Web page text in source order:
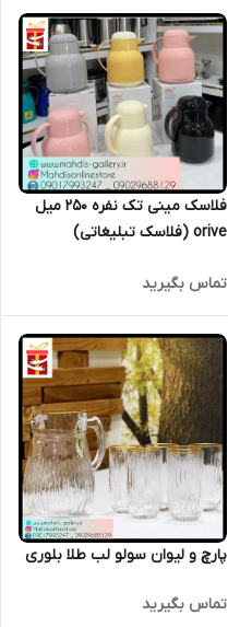
فلاسک مینی تک نفره 250 میل
orive (فلاسک تبلیغاتی)
تماس بگیرید
پارچ و لیوان سولو لب طلا بلوری
تماس بگیرید